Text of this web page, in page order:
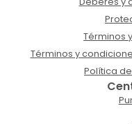
Términos
Términos y
Política